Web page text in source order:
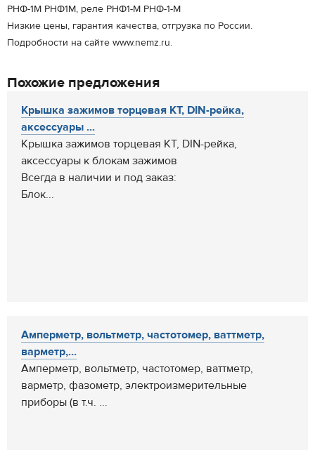
РНФ-1М РНФ1М, реле РНФ1-М РНФ-1-М
Низкие цены, гарантия качества, отгрузка по России.
Подробности на сайте www.nemz.ru.
Похожие предложения
Крышка зажимов торцевая КТ, DIN-рейка,
аксессуары ...
Крышка зажимов торцевая КТ, DIN-рейка,
аксессуары к блокам зажимов
Всегда в наличии и под заказ:
Блок...
Амперметр, вольтметр, частотомер, ваттметр,
варметр,...
Амперметр, вольтметр, частотомер, ваттметр,
варметр, фазометр, электроизмерительные
приборы (в т.ч. ...